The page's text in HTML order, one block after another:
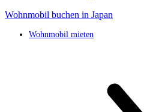
Wohnmobil buchen in Japan
Wohnmobil mieten